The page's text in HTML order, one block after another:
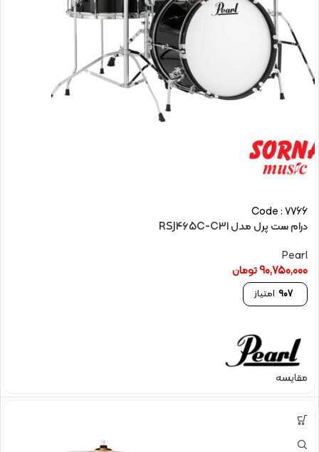
Code : 7766
درام ست پرل مدل RSJ465C-C31
Pearl
90,750,000تومان
907 امتیاز
مقایسه